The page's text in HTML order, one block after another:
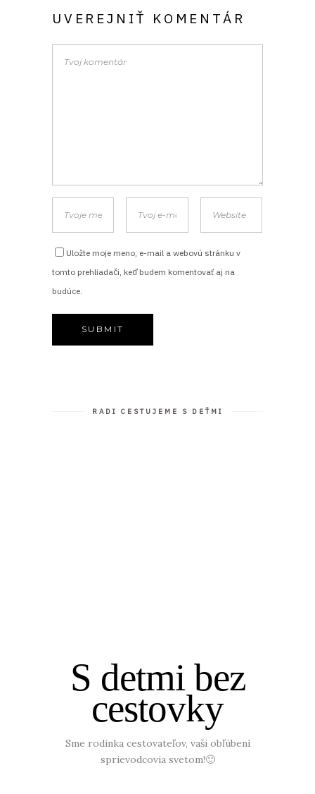
UVEREJNIŤ KOMENTÁR
Uložte moje meno, e-mail a webovú stránku v
tomto prehliadači, keď budem komentovať aj na
budúce.
RADI CESTUJEME S DEŤMI
S detmi bez
cestovky
Sme rodinka cestovateľov, vaši obľúbení
sprievodcovia svetom!🙂